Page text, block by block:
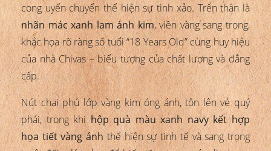
cong uyển chuyển thể hiện sự tinh xảo. Trên thân là
nhãn mác xanh lam ánh kim, viền vàng sang trọng,
khắc họa rõ ràng số tuổi “18 Years Old” cùng huy hiệu
của nhà Chivas – biểu tượng của chất lượng và đẳng
cấp.
Nút chai phủ lớp vàng kim óng ánh, tôn lên vẻ quý
phái, trong khihộp quà màu xanh navy kết hợp
họa tiết vàng ánhthể hiện sự tinh tế và sang trọng